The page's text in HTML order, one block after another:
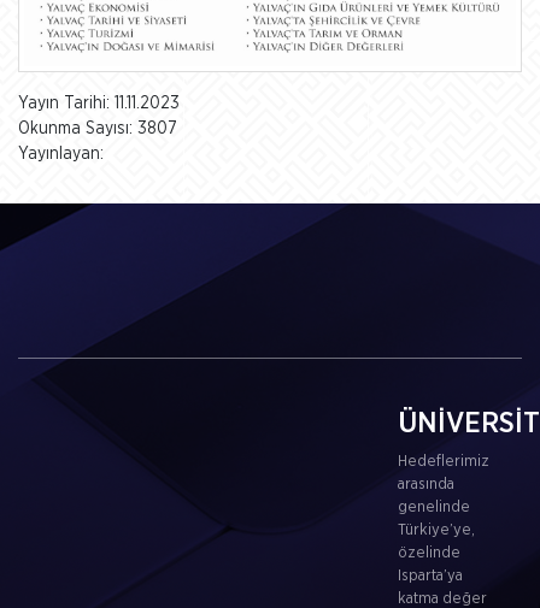
Yayın Tarihi: 11.11.2023
Okunma Sayısı: 3807
Yayınlayan:
Hedeflerimiz
arasında
genelinde
Türkiye’ye,
özelinde
Isparta’ya
katma değer